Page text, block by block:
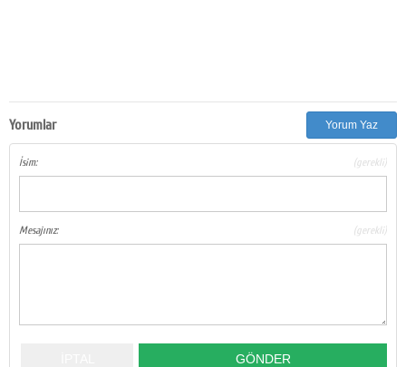
Yorumlar Yorum Yaz
İsim: (gerekli)
Mesajınız: (gerekli)